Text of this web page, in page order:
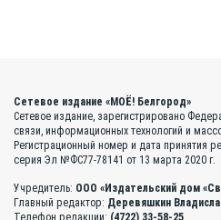
Сетевое издание «МОЁ! Белгород»
Сетевое издание, зарегистрировано
связи, информационных технологий и
Регистрационный номер и дата принятия
серия Эл №ФС77-78141 от 13 марта 2020 г.
Учредитель: ООО «Издательский дом
Главный редактор: Деревяшкин